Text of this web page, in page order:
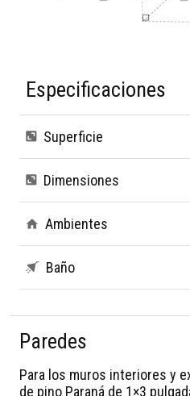
Especificaciones
Superficie
Dimensiones
Ambientes
Baño
Paredes
Para los muros interiores y
de pino Paraná de 1×3